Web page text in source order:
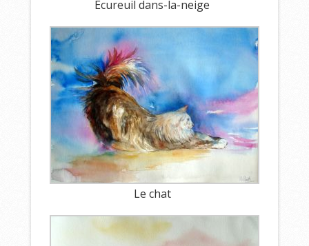
Ecureuil dans-la-neige
Le chat